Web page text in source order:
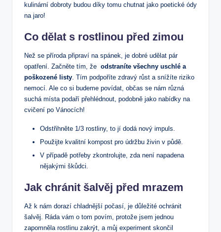
kulinární dobroty budou‍ díky tomu chutnat jako‌ poetické ‍ódy
na⁣ jaro!
Co‍ dělat ⁣s ⁣rostlinou před⁤ zimou
Než se příroda připraví na spánek, je dobré udělat pár‍
opatření. Začněte tím, že ​ odstraníte všechny uschlé ⁣a
poškozené listy . Tím podpoříte zdravý růst ‌a snížíte riziko
nemocí. ⁢Ale co si budeme povídat, občas se nám ‍různá⁢
suchá místa podaří přehlédnout, podobně jako nabídky na
cvičení po Vánocích!
Odstřihněte 1/3 rostliny, ⁢to jí dodá ⁢nový impuls.
Použijte kvalitní kompost pro‍ údržbu živin ⁣v půdě.
V případě potřeby ⁢zkontrolujte, ⁤zda není napadena
nějakými škůdci.
Jak chránit šalvěj před mrazem
Až k nám dorazí chladnější počasí, je důležité ochránit
šalvěj. Ráda vám ⁣o tom povím, ‌protože jsem jednou
zapomněla ⁢rostlinu zakrýt, a‍ můj experiment skončil